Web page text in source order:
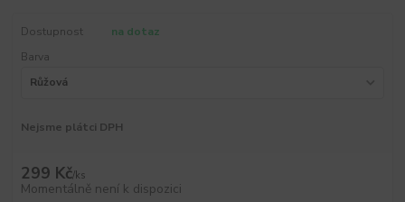
Dostupnost
na dotaz
Barva
Nejsme plátci DPH
299 Kč/ks
Momentálně není k dispozici